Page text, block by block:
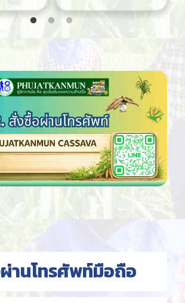
านโทรศัพท์มือถือ